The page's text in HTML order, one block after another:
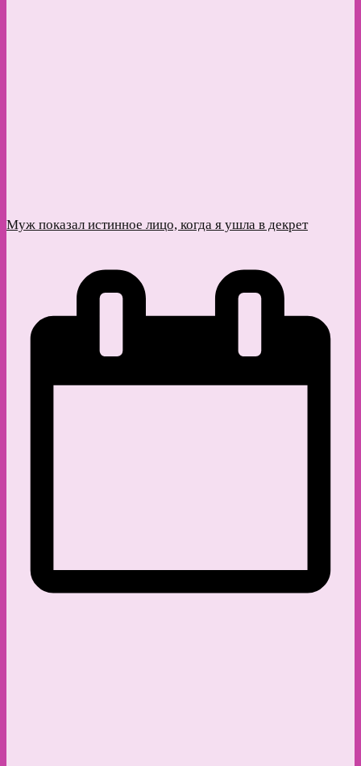
Муж показал истинное лицо, когда я ушла в декрет